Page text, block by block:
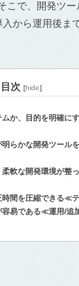
こで、開発ツ
から運用後ま
目次 [hide]
ムか、目的を明確に
明らかな開発ツール
柔軟な開発環境が整
時間を圧縮できる≪
容易である≪運用/追